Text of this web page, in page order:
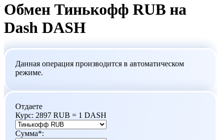
Обмен Тинькофф RUB на
Dash DASH
Данная операция производится в автоматическом
режиме.
Отдаете
Курс: 2897 RUB = 1 DASH
Сумма*: